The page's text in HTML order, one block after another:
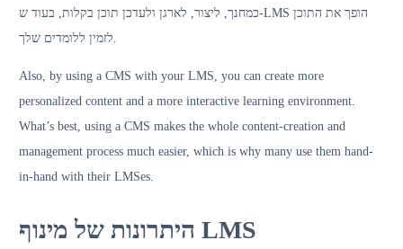
כמחנך, ליצור, לארגן ולעדכן תוכן בקלות, בעוד ש-LMS הופך את התוכן
לזמין ללומדים שלך.
Also, by using a CMS with your LMS, you can create more
personalized content and a more interactive learning environment.
What’s best, using a CMS makes the whole content-creation and
management process much easier, which is why many use them hand-
in-hand with their LMSes.
היתרונות של מינוף LMS